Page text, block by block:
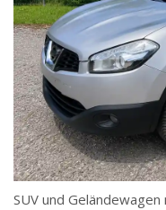
SUV und